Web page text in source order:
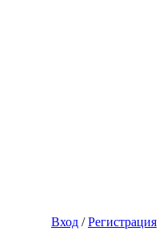
Вход /Регистрация